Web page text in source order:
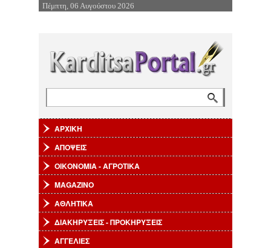
Επιστροφή στην Πλοήγηση
Πέμπτη, 06 Αυγούστου 2026
ΑΡΧΙΚΗ
ΑΠΟΨΕΙΣ
ΟΙΚΟΝΟΜΙΑ - ΑΓΡΟΤΙΚΑ
MAGAZINO
ΑΘΛΗΤΙΚΑ
ΔΙΑΚΗΡΥΞΕΙΣ - ΠΡΟΚΗΡΥΞΕΙΣ
ΑΓΓΕΛΙΕΣ